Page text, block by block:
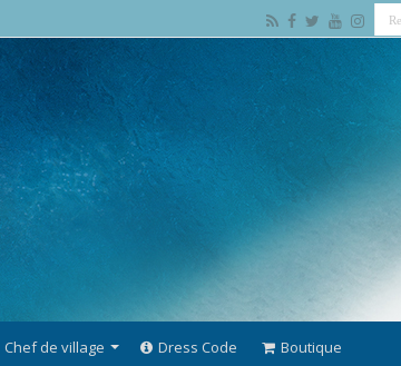
Chef de village Dress Code Boutique